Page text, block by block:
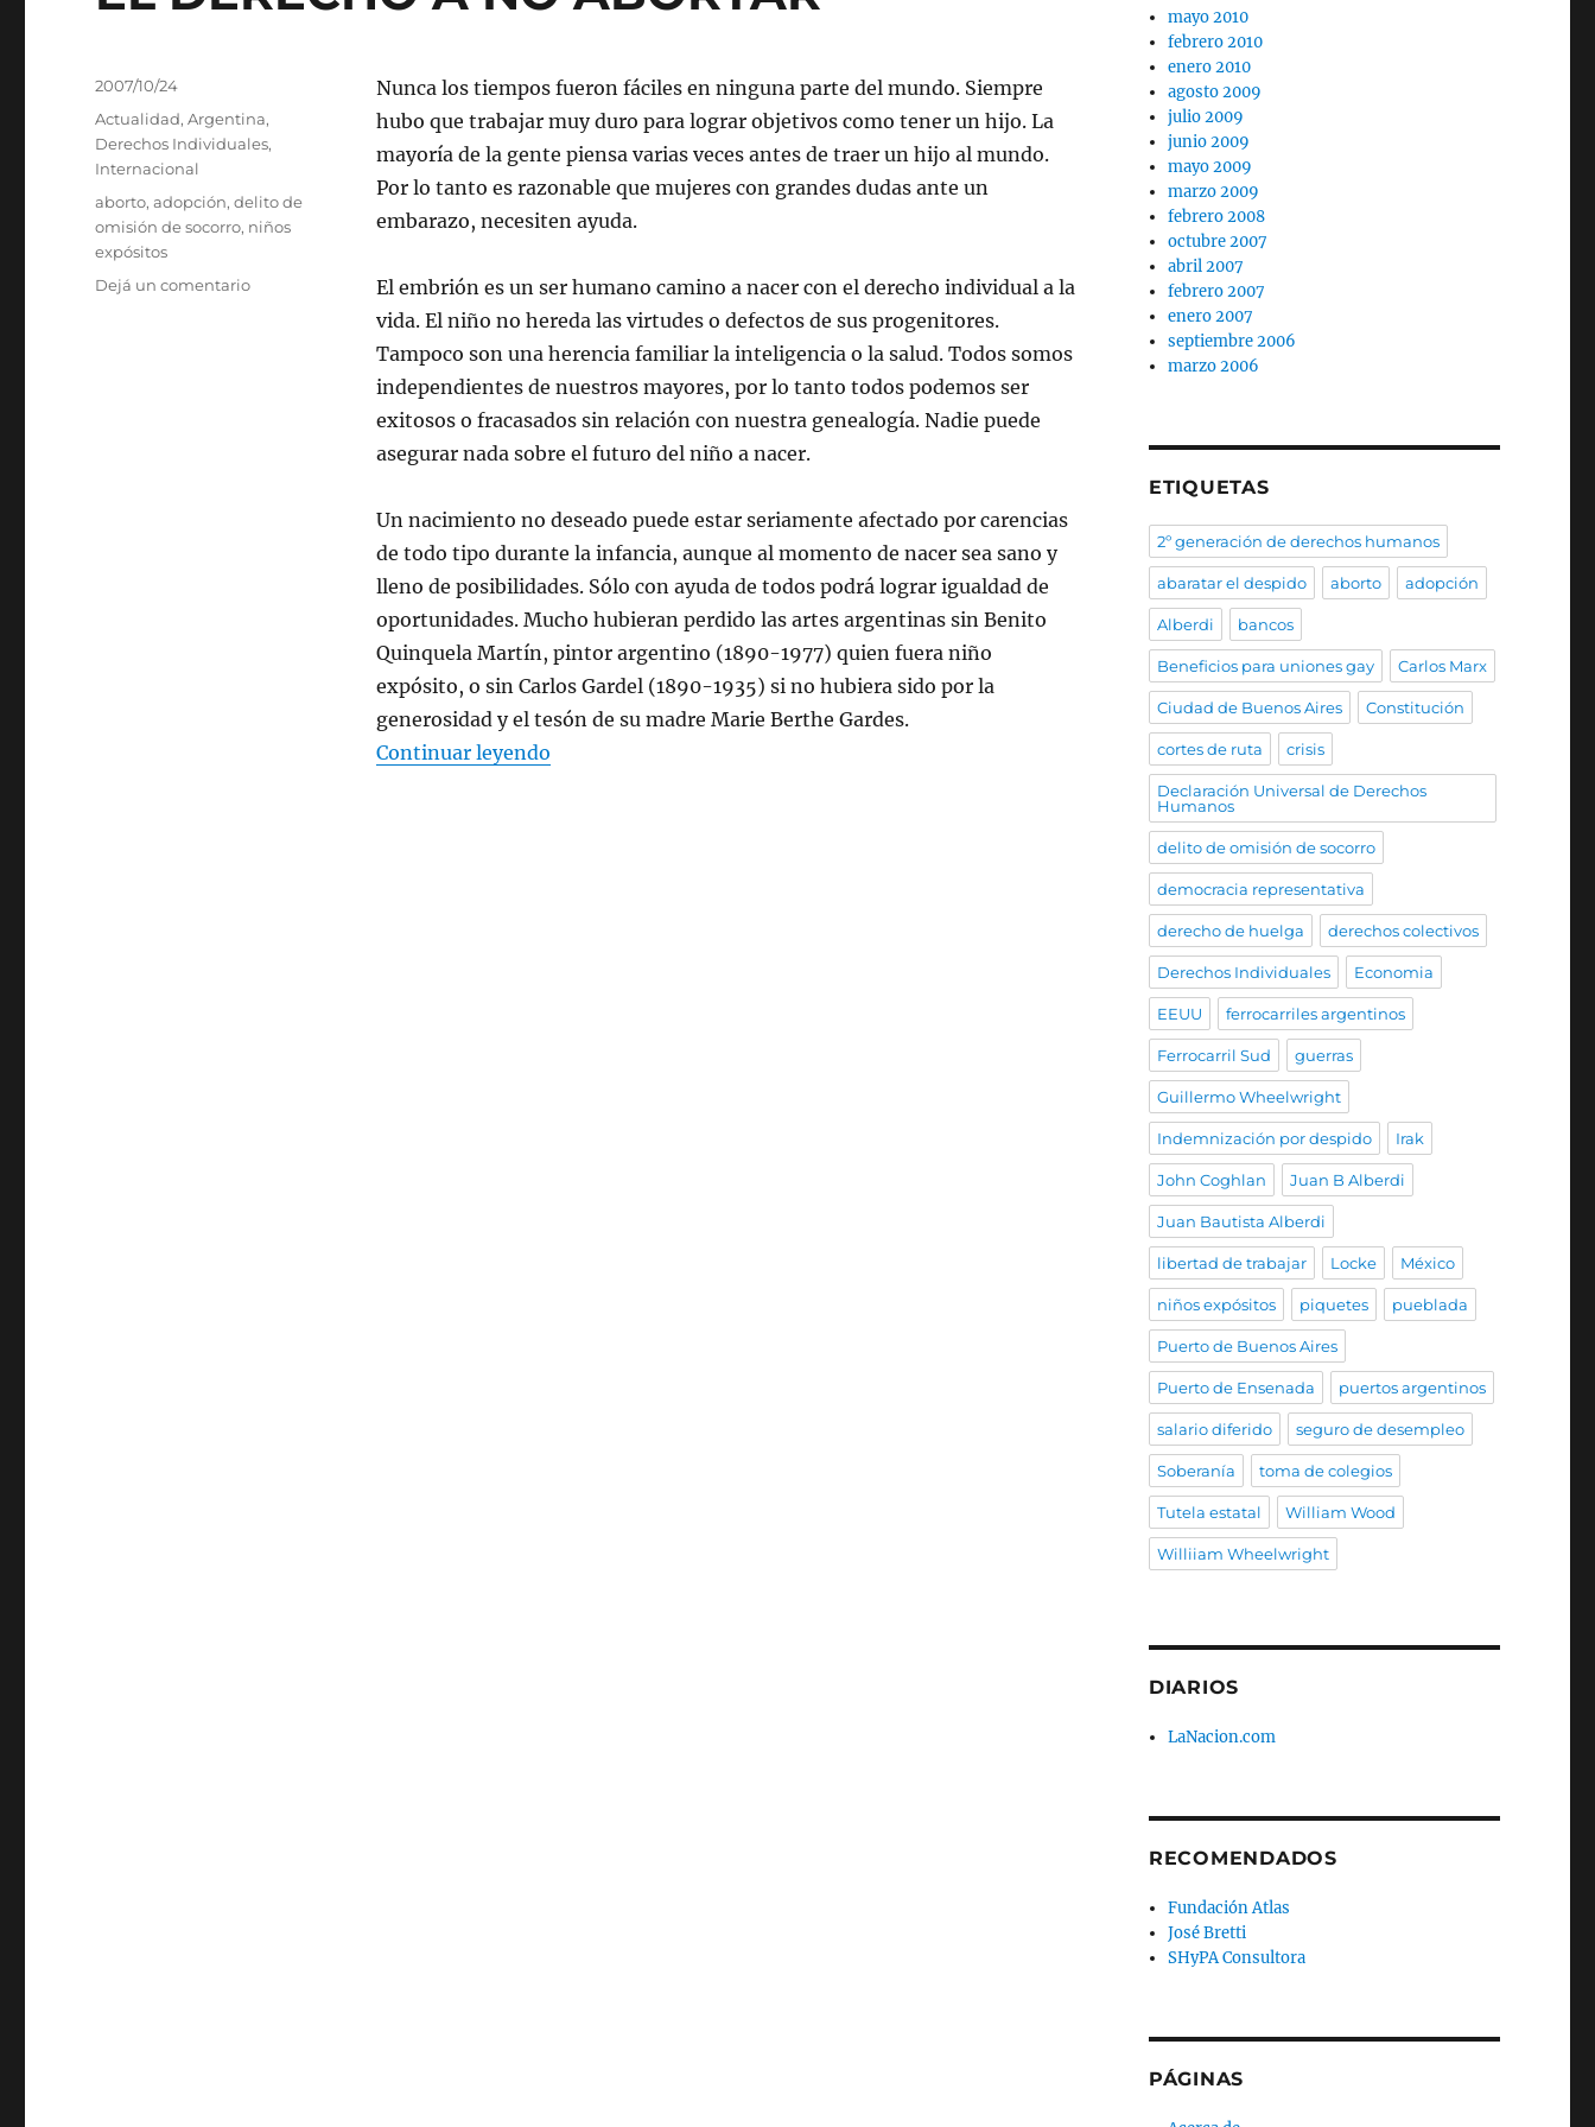
Nunca los tiempos fueron fáciles en ninguna parte del mundo. Siempre
hubo que trabajar muy duro para lograr objetivos como tener un hijo. La
mayoría de la gente piensa varias veces antes de traer un hijo al mundo.
Por lo tanto es razonable que mujeres con grandes dudas ante un
embarazo, necesiten ayuda.
El embrión es un ser humano camino a nacer con el derecho individual a la
vida. El niño no hereda las virtudes o defectos de sus progenitores.
Tampoco son una herencia familiar la inteligencia o la salud. Todos somos
independientes de nuestros mayores, por lo tanto todos podemos ser
exitosos o fracasados sin relación con nuestra genealogía. Nadie puede
asegurar nada sobre el futuro del niño a nacer.
Un nacimiento no deseado puede estar seriamente afectado por carencias
de todo tipo durante la infancia, aunque al momento de nacer sea sano y
lleno de posibilidades. Sólo con ayuda de todos podrá lograr igualdad de
oportunidades. Mucho hubieran perdido las artes argentinas sin Benito
Quinquela Martín, pintor argentino (1890-1977) quien fuera niño
expósito, o sin Carlos Gardel (1890-1935) si no hubiera sido por la
generosidad y el tesón de su madre Marie Berthe Gardes.
Continuar leyendo“EL DERECHO A NO ABORTAR”
Publicado
2007/10/24
Categorías
Actualidad,Argentina,
Derechos Individuales,
Internacional
Etiquetas
aborto,adopción,delito de
omisión de socorro, niños
expósitos
Dejá un comentarioen
mayo 2010
febrero 2010
enero 2010
agosto 2009
julio 2009
junio 2009
mayo 2009
marzo 2009
febrero 2008
octubre 2007
abril 2007
febrero 2007
enero 2007
septiembre 2006
marzo 2006
ETIQUETAS
2º generación de derechos humanos
abaratar el despido aborto adopción
Alberdi bancos
Beneficios para uniones gay Carlos Marx
Ciudad de Buenos Aires Constitución
cortes de ruta crisis
Declaración Universal de Derechos
Humanos
delito de omisión de socorro
democracia representativa
derecho de huelga derechos colectivos
Derechos Individuales Economia
EEUU ferrocarriles argentinos
Ferrocarril Sud guerras
Guillermo Wheelwright
Indemnización por despido Irak
John Coghlan Juan B Alberdi
Juan Bautista Alberdi
libertad de trabajar Locke México
niños expósitos piquetes pueblada
Puerto de Buenos Aires
Puerto de Ensenada puertos argentinos
salario diferido seguro de desempleo
Soberanía toma de colegios
Tutela estatal William Wood
Williiam Wheelwright
DIARIOS
LaNacion.com
RECOMENDADOS
Fundación Atlas
José Bretti
SHyPA Consultora
PÁGINAS